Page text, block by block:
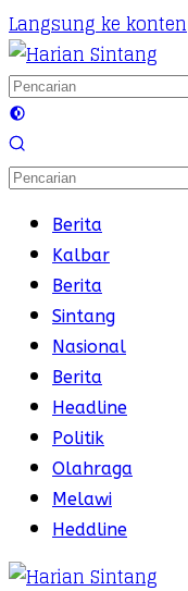
Langsung ke konten
Berita
Kalbar
Berita
Sintang
Nasional
Berita
Headline
Politik
Olahraga
Melawi
Heddline